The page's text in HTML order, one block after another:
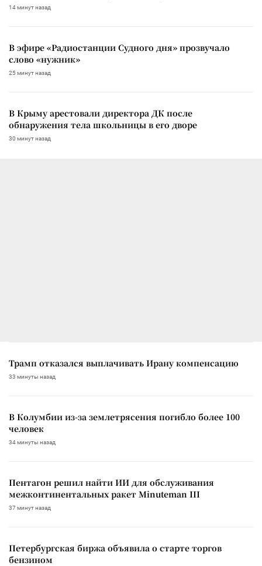
14 минут назад
В эфире «Радиостанции Судного дня» прозвучало
слово «нужник»
25 минут назад
В Крыму арестовали директора ДК после
обнаружения тела школьницы в его дворе
30 минут назад
Трамп отказался выплачивать Ирану компенсацию
33 минуты назад
В Колумбии из-за землетрясения погибло более 100
человек
34 минуты назад
Пентагон решил найти ИИ для обслуживания
межконтинентальных ракет Minuteman III
37 минут назад
Петербургская биржа объявила о старте торгов
бензином